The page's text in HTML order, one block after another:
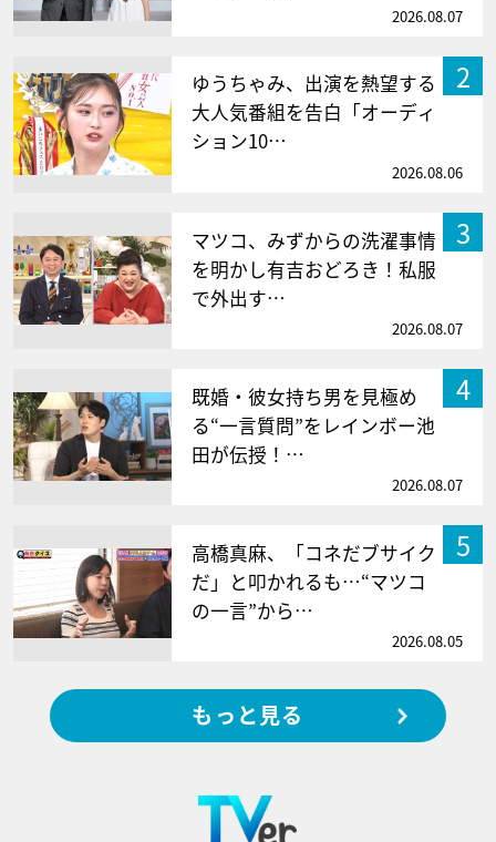
2026.08.07
2
ゆうちゃみ、出演を熱望する
大人気番組を告白「オーディ
ション10…
2026.08.06
3
マツコ、みずからの洗濯事情
を明かし有吉おどろき！私服
で外出す…
2026.08.07
4
既婚・彼女持ち男を見極め
る“一言質問”をレインボー池
田が伝授！…
2026.08.07
5
高橋真麻、「コネだブサイク
だ」と叩かれるも…“マツコ
の一言”から…
2026.08.05
もっと見る